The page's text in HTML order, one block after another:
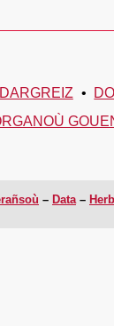
DARGREIZ
Data